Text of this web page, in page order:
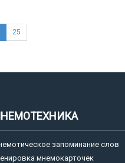
25
запоминание слов
мнемокарточек